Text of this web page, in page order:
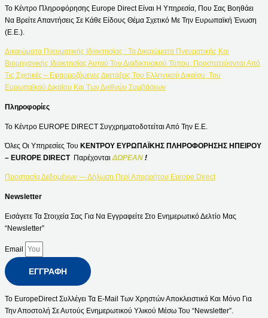
Το Κέντρο Πληροφόρησης Europe Direct Είναι Η Υπηρεσία, Που Σας Βοηθάει
Να Βρείτε Απαντήσεις Σε Κάθε Είδους Θέμα Σχετικό Με Την Ευρωπαϊκή Ένωση
(Ε.Ε.).
Δικαιώματα Πνευματικής Ιδιοκτησίας : Τα Δικαιώματα Πνευματικής Και
Βιομηχανικής Ιδιοκτησίας Αυτού Του Διαδικτυακού Τόπου, Προστατεύονται Από
Τις Σχετικές – Εφαρμοζόμενες Διατάξεις Του Ελληνικού Δικαίου, Του
Ευρωπαϊκού Δικαίου Και Των Διεθνών Συμβάσεων
Πληροφορίες
Το Κέντρο EUROPE DIRECT Συγχρηματοδοτείται Από Την Ε.Ε.
Όλες Οι Υπηρεσίες Του ΚΕΝΤΡΟΥ ΕΥΡΩΠΑΪΚΗΣ ΠΛΗΡΟΦΟΡΗΣΗΣ ΗΠΕΙΡΟΥ
– EUROPE DIRECT Παρέχονται ΔΩΡΕΑΝ !
Προστασία Δεδομένων — Δήλωση Περί Απορρήτου Europe Direct
Newsletter
Εισάγετε Τα Στοιχεία Σας Για Να Εγγραφείτε Στο Ενημερωτικό Δελτίο Μας
“Newsletter”
Email
ΕΓΓΡΑΦΉ
Το EuropeDirect Συλλέγει Τα E-Mail Των Χρηστών Αποκλειστικά Και Μόνο Για
Την Αποστολή Σε Αυτούς Ενημερωτικού Υλικού Μέσω Του “Newsletter”.